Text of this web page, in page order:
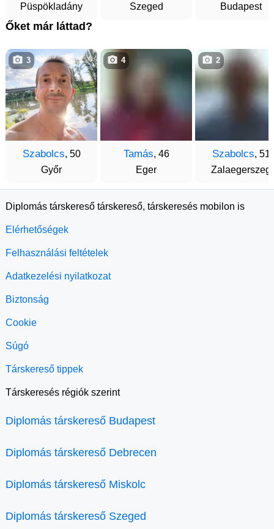
Püspökladány
Szeged
Budapest
Őket már láttad?
Szabolcs, 50
Győr
3
Tamás, 46
Eger
4
Szabolcs, 51
Zalaegerszeg
2
Diplomás társkereső társkereső, társkeresés mobilon is
Elérhetőségek
Felhasználási feltételek
Adatkezelési nyilatkozat
Biztonság
Cookie
Súgó
Társkereső tippek
Társkeresés régiók szerint
Diplomás társkereső Budapest
Diplomás társkereső Debrecen
Diplomás társkereső Miskolc
Diplomás társkereső Szeged